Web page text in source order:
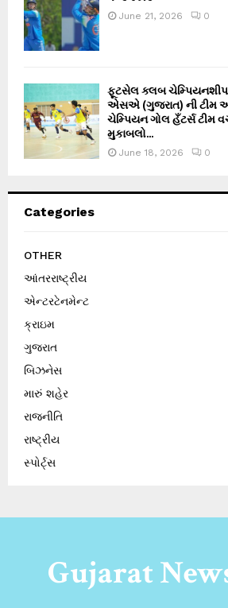
June 21, 2026 0
ફૂટસેલ ક્લબ ચેમ્પિયનશીપ
એસએ (ગુજરાત) ની ટીમ
ચેમ્પિયન ગોલ હઁટર્સ ટીમ
મુકાબલો...
June 18, 2026 0
Categories
OTHER
આંતરરાષ્ટ્રીય
એન્ટરટેનમેન્ટ
ક્રાઇમ
ગુજરાત
બિઝનેસ
મારું શહેર
રાજનીતિ
રાષ્ટ્રીય
સ્પોર્ટ્સ
Gujarat